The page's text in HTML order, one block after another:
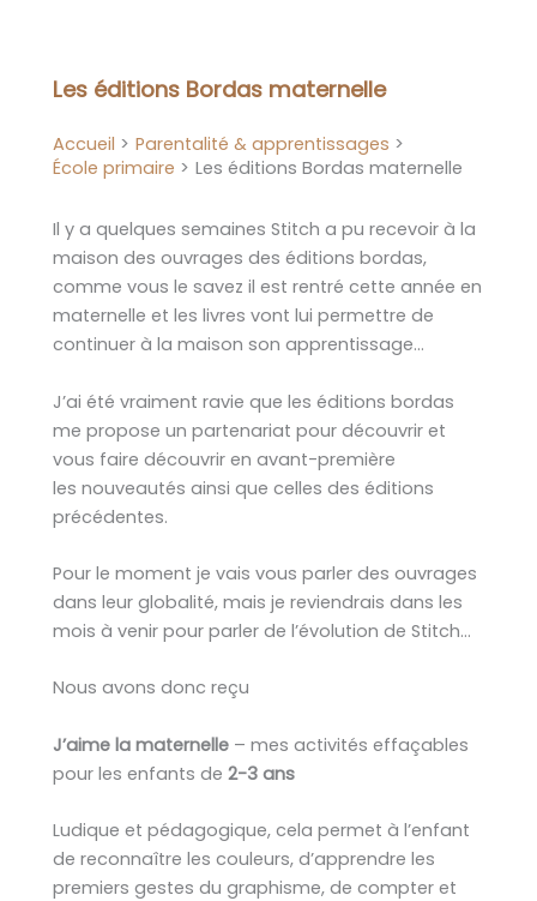
Les éditions Bordas maternelle
Accueil
Parentalité & apprentissages
École primaire
Les éditions Bordas maternelle
Il y a quelques semaines Stitch a pu recevoir à la
maison des ouvrages des éditions bordas,
comme vous le savez il est rentré cette année en
maternelle et les livres vont lui permettre de
continuer à la maison son apprentissage…
J’ai été vraiment ravie que les éditions bordas
me propose un partenariat pour découvrir et
vous faire découvrir en avant-première
les nouveautés ainsi que celles des éditions
précédentes.
Pour le moment je vais vous parler des ouvrages
dans leur globalité, mais je reviendrais dans les
mois à venir pour parler de l’évolution de Stitch…
Nous avons donc reçu
J’aime la maternelle – mes activités effaçables
pour les enfants de 2-3 ans
Ludique et pédagogique, cela permet à l’enfant
de reconnaître les couleurs, d’apprendre les
premiers gestes du graphisme, de compter et